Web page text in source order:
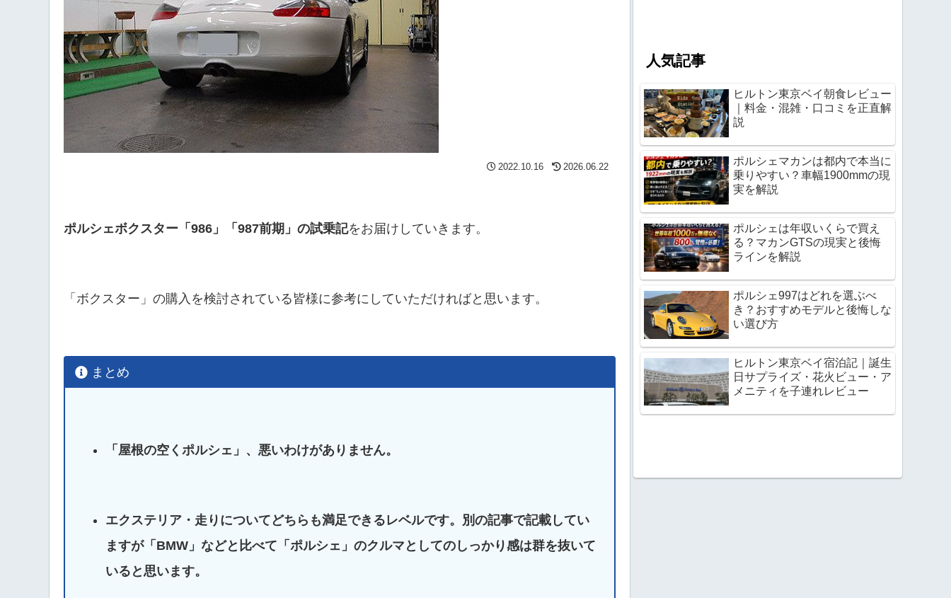
2022.10.16 2026.06.22
ポルシェボクスター「986」「987前期」の試乗記をお届けしていきます。
「ボクスター」の購入を検討されている皆様に参考にしていただければと思います。
まとめ
「屋根の空くポルシェ」、悪いわけがありません。
エクステリア・走りについてどちらも満足できるレベルです。別の記事で記載してい
ますが「BMW」などと比べて「ポルシェ」のクルマとしてのしっかり感は群を抜いて
いると思います。
人気記事
ヒルトン東京ベイ朝食レビュー
｜料金・混雑・口コミを正直解
説
ポルシェマカンは都内で本当に
乗りやすい？車幅1900mmの現
実を解説
ポルシェは年収いくらで買え
る？マカンGTSの現実と後悔
ラインを解説
ポルシェ997はどれを選ぶべ
き？おすすめモデルと後悔しな
い選び方
ヒルトン東京ベイ宿泊記｜誕生
日サプライズ・花火ビュー・ア
メニティを子連れレビュー